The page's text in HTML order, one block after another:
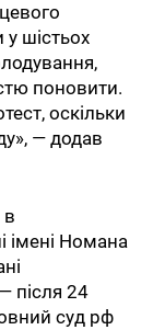
шістьох
поновити.
оскільки
— додав
в
імені Номана
після 24
суд рф